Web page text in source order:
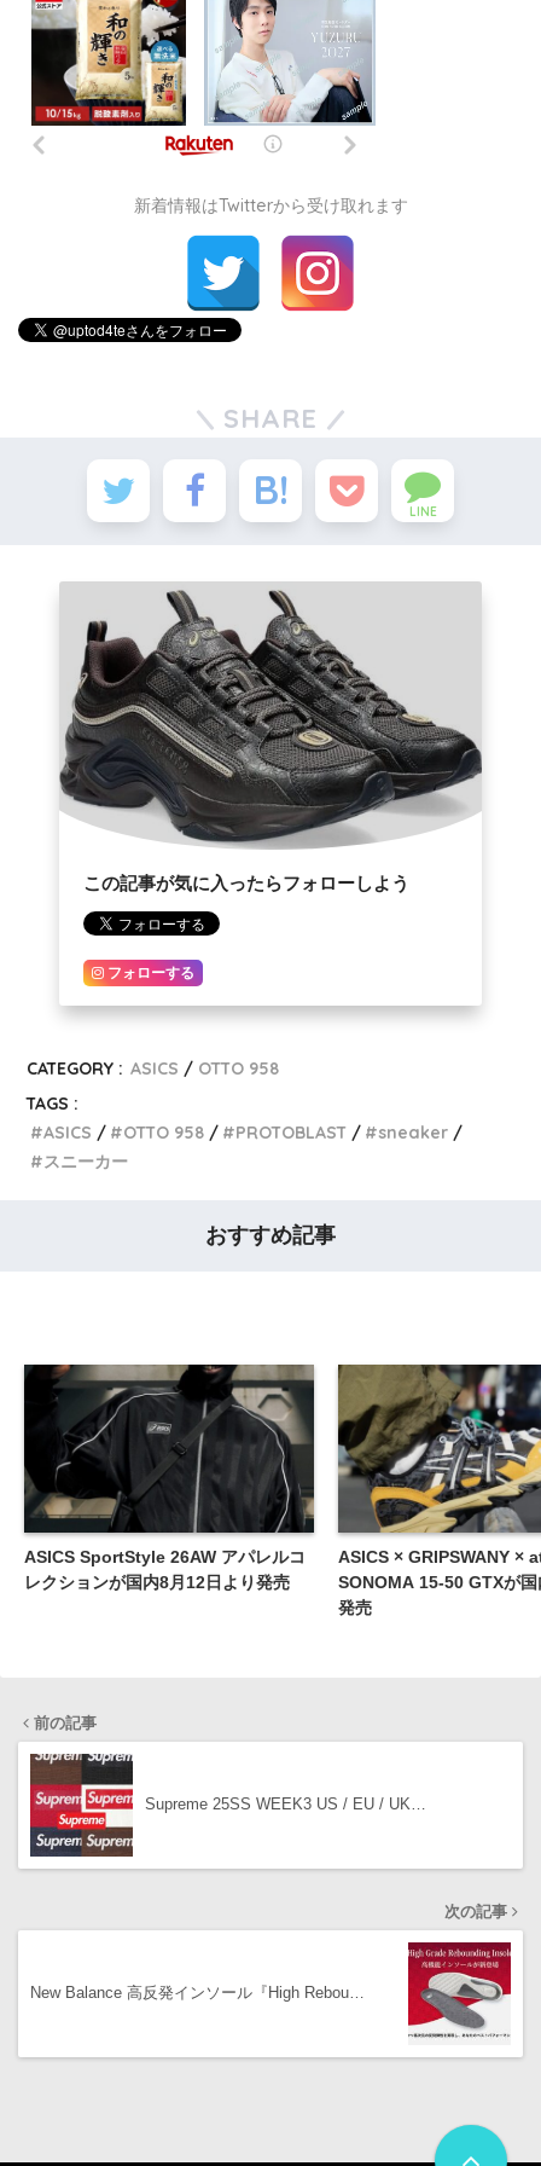
新着情報はTwitterから受け取れます
SHARE
LINE
この記事が気に入ったらフォローしよう
フォローする
CATEGORY : ASICS
OTTO 958
TAGS :
ASICS
OTTO 958 PROTOBLAST
sneaker
スニーカー
おすすめ記事
ASICS SportStyle 26AW アパレルコ
レクションが国内8月12日より発売
ASICS × GRIPSWANY ×
SONOMA 15-50 GTXが
発売
前の記事
Supreme 25SS WEEK3 US / EU / UK…
次の記事
New Balance 高反発インソール『High Rebou…